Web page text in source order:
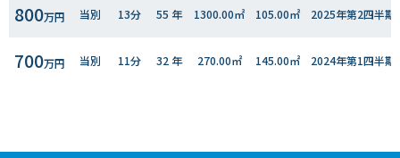
800万円 当別 13分 55 年 1300.00㎡ 105.00㎡ 2025年第2四半期
700万円 当別 11分 32 年 270.00㎡ 145.00㎡ 2024年第1四半期